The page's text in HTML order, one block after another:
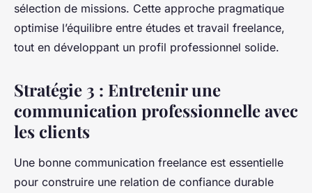
sélection de missions. Cette approche pragmatique
optimise l’équilibre entre études et travail freelance,
tout en développant un profil professionnel solide.
Stratégie 3 : Entretenir une
communication professionnelle avec
les clients
Une bonne communication freelance est essentielle
pour construire une relation de confiance durable